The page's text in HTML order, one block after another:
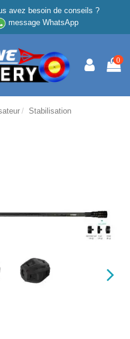
avez besoin de conseils ?
message WhatsApp
0
Stabilisation